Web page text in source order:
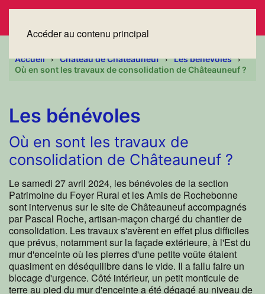
Accéder au contenu principal
Accueil Château de Châteauneuf
Les bénévoles
Où en sont les travaux de consolidation de Châteauneuf ?
Les bénévoles
Où en sont les travaux de
consolidation de Châteauneuf ?
Le samedi 27 avril 2024, les bénévoles de la section
Patrimoine du Foyer Rural et les Amis de Rochebonne
sont intervenus sur le site de Châteauneuf accompagnés
par Pascal Roche, artisan-maçon chargé du chantier de
consolidation. Les travaux s'avèrent en effet plus difficiles
que prévus, notamment sur la façade extérieure, à l'Est du
mur d'enceinte où les pierres d'une petite voûte étaient
quasiment en déséquilibre dans le vide. Il a fallu faire un
blocage d'urgence. Côté intérieur, un petit monticule de
terre au pied du mur d'enceinte a été dégagé au niveau de